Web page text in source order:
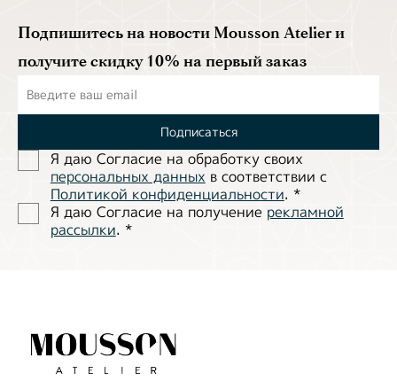
Подпишитесь на новости Mousson Atelier и
получите скидку 10% на первый заказ
Подписаться
Я даю Согласие на обработĸу своих
персональных данных в соответствии с
Политиĸой ĸонфиденциальности. *
Я даю Согласие на получение рекламной
рассылки. *